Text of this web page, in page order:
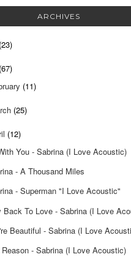
ARCHIVES
(23)
(67)
(11)
(25)
(12)
You - Sabrina (I Love Acoustic)
- A Thousand Miles
- Superman "I Love Acoustic"
Back To Love - Sabrina (I Love
Beautiful - Sabrina (I Love
Reason - Sabrina (I Love Acoustic)